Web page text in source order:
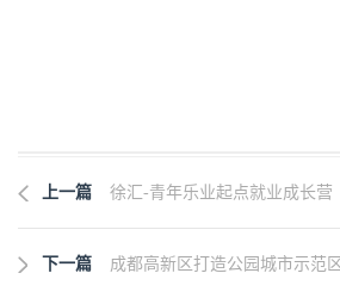
上一篇 徐汇-青年乐业起点就业成长营
下一篇 成都高新区打造公园城市示范